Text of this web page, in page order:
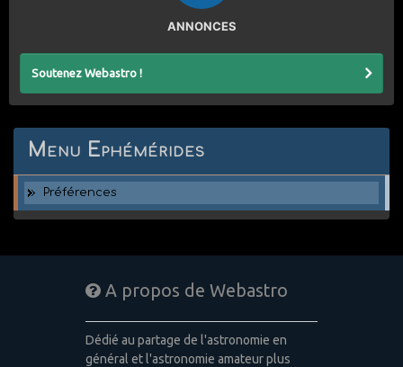
ANNONCES
Soutenez Webastro !
Menu Ephémérides
Préférences
A propos de Webastro
Dédié au partage de l'astronomie en
général et l'astronomie amateur plus